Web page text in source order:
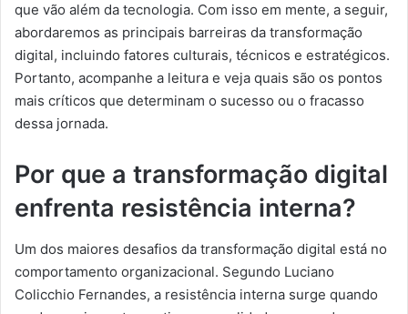
que vão além da tecnologia. Com isso em mente, a seguir,
abordaremos as principais barreiras da transformação
digital, incluindo fatores culturais, técnicos e estratégicos.
Portanto, acompanhe a leitura e veja quais são os pontos
mais críticos que determinam o sucesso ou o fracasso
dessa jornada.
Por que a transformação digital
enfrenta resistência interna?
Um dos maiores desafios da transformação digital está no
comportamento organizacional. Segundo Luciano
Colicchio Fernandes, a resistência interna surge quando